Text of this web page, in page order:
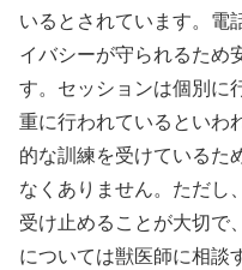
いるとされています。電
イバシーが守られるため
す。セッションは個別に
重に行われているといわ
的な訓練を受けているた
なくありません。ただし
受け止めることが大切で
については獣医師に相談